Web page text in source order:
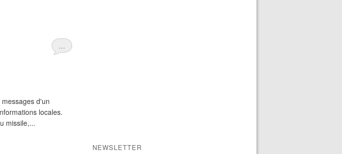
…
d'un
locales.
missile,...
NEWSLETTER